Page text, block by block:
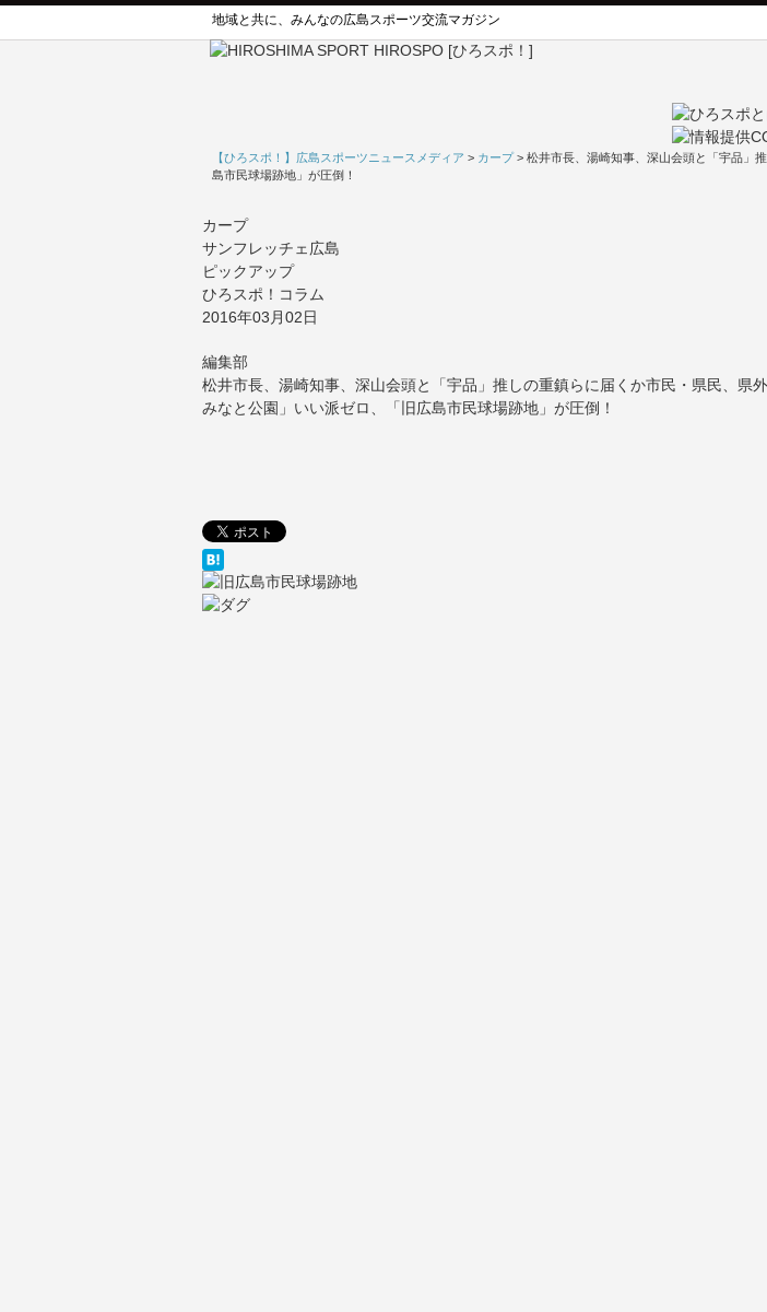
地域と共に、みんなの広島スポーツ交流マガジン
【ひろスポ！】広島スポーツニュースメディア > カープ> 松井市長、湯崎知事、深山会頭と「宇品」
島市民球場跡地」が圧倒！
カープ
サンフレッチェ広島
ピックアップ
ひろスポ！コラム
2016年03月02日
編集部
松井市長、湯崎知事、深山会頭と「宇品」推しの重鎮らに届くか市民・県民、県
みなと公園」いい派ゼロ、「旧広島市民球場跡地」が圧倒！